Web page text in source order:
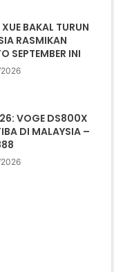
BAKAL TURUN
RASMIKAN
SEPTEMBER INI
VOGE DS800X
DI MALAYSIA –